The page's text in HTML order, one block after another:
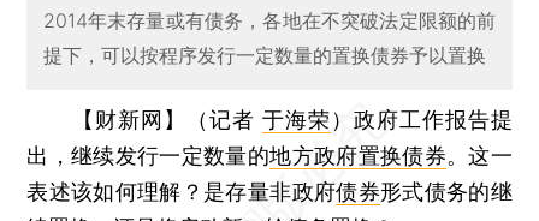
2014年末存量或有债务，各地在不突破法定限额的前
提下，可以按程序发行一定数量的置换债券予以置换
【财新网】（记者 于海荣） 政府工作报告提
出，继续发行一定数量的地方政府置换债券。这一
表述该如何理解？是存量非政府债券形式债务的继